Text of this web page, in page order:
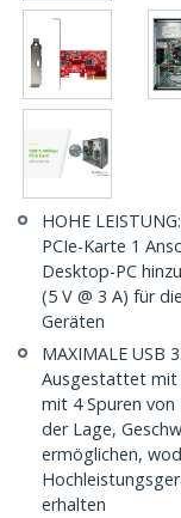
HOHE
PCIe-Karte 1
Desktop-PC
(5 V @ 3 A) für
Geräten
MAXIMALE USB
Ausgestattet mit
mit 4 Spuren von
der Lage,
ermöglichen,
erhalten